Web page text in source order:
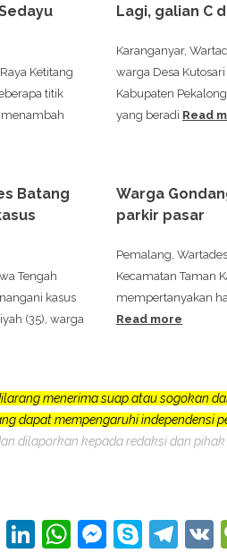
Ketitang
titik
Lagi, galian C
Karanganyar,
warga Desa
Kabupaten
yang beradi Read
Batang
Tengah
kasus
(35), warga
Warga
parkir pasar
Pemalang,
Kecamatan Taman
mempertanyakan
Read more
menerima suap atau sogokan
dapat mempengaruhi independensi
dilaporkan kepada redaksi dan
Reddit
LinkedIn
WhatsApp
Skype